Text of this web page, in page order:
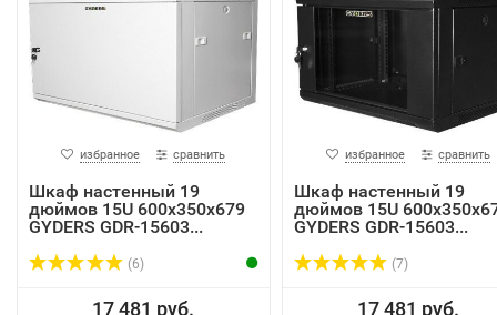
избранное сравнить
Шкаф настенный 19
дюймов 15U 600x350x679
GYDERS GDR-15603...
(6)
17 481 руб.
избранное сравнить
Шкаф настенный 19
дюймов 15U
GYDERS GDR-15603...
(7)
17 481 руб.